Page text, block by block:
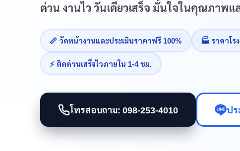
ด่วน งานไว วันเดียวเสร็จ มั่นใจในคุณภาพแ
📏 วัดหน้างานและประเมินราคาฟรี 100% 🏭 ราคาโร
⚡ ติดด่วนเสร็จไวภายใน 1-4 ชม.
โทรสอบถาม: 098-253-4010 ปร